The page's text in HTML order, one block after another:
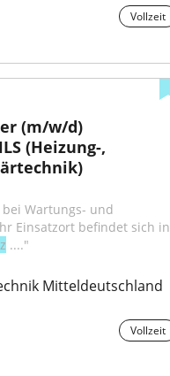
Vollzeit
(m/w/d)
(Heizung-,
Wartungs- und
Einsatzort befindet sich in
...."
Mitteldeutschland
Vollzeit